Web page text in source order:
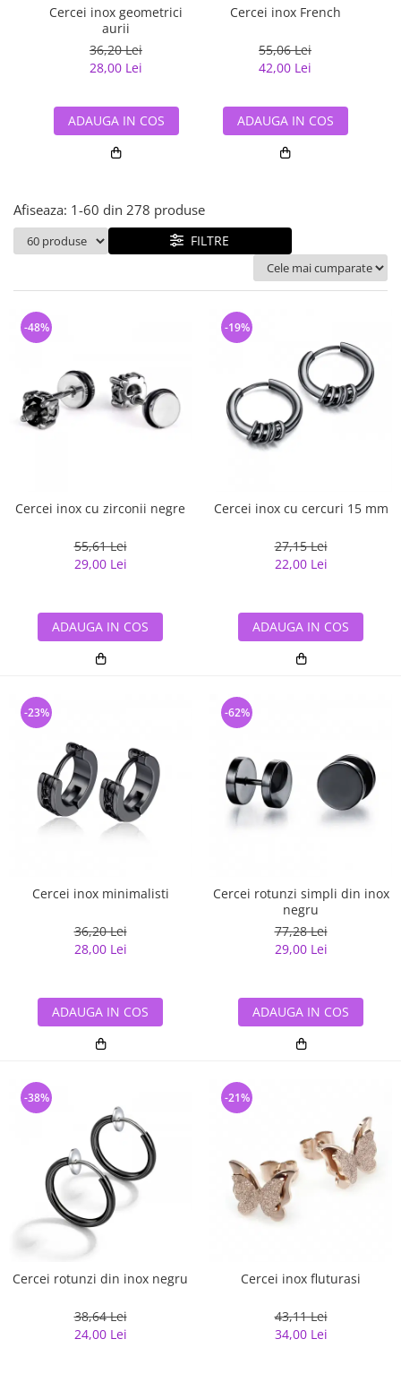
semipretioase
Bijuterii argint placat cu aur
Bijuterii argint cu diverse
Bijuterii argint cu murano
Bijuterii de Lux
Bijuterii gotice si rock
Bijuterii fantezie
Casete si cutii de bijuterii
Bijuterii tungsten
Cadouri
Solutii si lavete de curatare
Cercei inox geometrici
aurii
36,20 Lei
28,00 Lei
ADAUGA IN COS
Cercei inox French
55,06 Lei
42,00 Lei
ADAUGA IN COS
Afiseaza: 1-60 din 278 produse
FILTRE
Cercei inox cu zirconii negre
55,61 Lei
29,00 Lei
-48%
ADAUGA IN COS
Cercei inox cu cercuri 15 mm
27,15 Lei
22,00 Lei
-19%
ADAUGA IN COS
Cercei inox minimalisti
36,20 Lei
28,00 Lei
-23%
ADAUGA IN COS
Cercei rotunzi simpli din inox
negru
77,28 Lei
29,00 Lei
-62%
ADAUGA IN COS
Cercei rotunzi din inox negru
38,64 Lei
24,00 Lei
-38%
Cercei inox fluturasi
43,11 Lei
34,00 Lei
-21%